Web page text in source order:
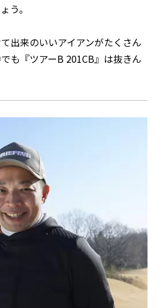
う。
出来のいいアイアンがたくさん
も『ツアーB 201CB』は抜きん